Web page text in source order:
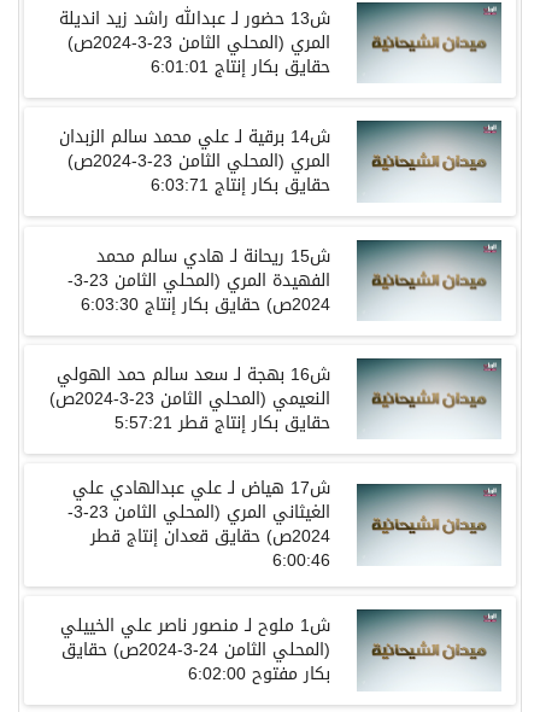
ش13 حضور لـعبدالله راشد زيد انديلة
المري (المحلي الثامن 23-3-2024ص)
حقايق بكارإنتاج6:01:01
ش14 برقية لـعلي محمد سالم الزبدان
المري (المحلي الثامن 23-3-2024ص)
حقايق بكارإنتاج6:03:71
ش15 ريحانة لـ هادي سالم محمد
الفهيدة المري (المحلي الثامن 23-3-
2024ص) حقايق بكارإنتاج6:03:30
ش16 بهجة لـسعد سالم حمد الهولي
النعيمي (المحلي الثامن 23-3-2024ص)
حقايق بكارإنتاج قطر5:57:21
ش17 هياض لـعلي عبدالهادي علي
الغيثاني المري (المحلي الثامن 23-3-
2024ص) حقايق قعدان إنتاج قطر
6:00:46
ش1 ملوح لـ منصور ناصر علي الخييلي
(المحلي الثامن 24-3-2024ص) حقايق
بكار مفتوح 6:02:00